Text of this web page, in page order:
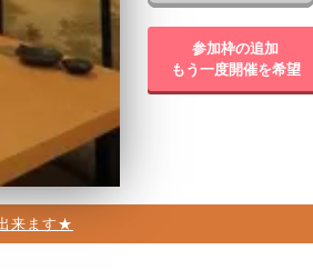
参加枠の追加
もう一度開催を希望
来ます★